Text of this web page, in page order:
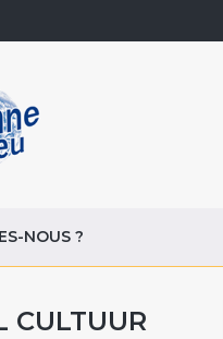
NOUS ?
CULTUUR